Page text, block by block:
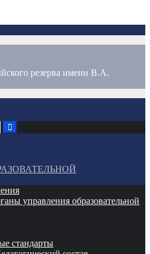
резерва имени В.А.
управления образовательной
стандарты